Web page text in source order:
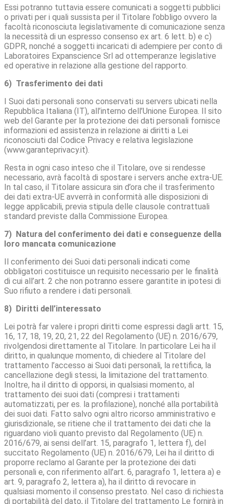
Essi potranno tuttavia essere comunicati a soggetti pubblici
o privati per i quali sussista per il Titolare l’obbligo ovvero la
facoltà riconosciuta legislativamente di comunicazione senza
la necessità di un espresso consenso ex art. 6 lett. b) e c)
GDPR, nonché a soggetti incaricati di adempiere per conto di
Laboratoires Expanscience Srl ad ottemperanze legislative
ed operative in relazione alla gestione del rapporto.
6) Trasferimento dei dati
I Suoi dati personali sono conservati su servers ubicati nella
Repubblica Italiana (IT), all’interno dell’Unione Europea. Il sito
web del Garante per la protezione dei dati personali fornisce
informazioni ed assistenza in relazione ai diritti a Lei
riconosciuti dal Codice Privacy e relativa legislazione
(www.garanteprivacy.it).
Resta in ogni caso inteso che il Titolare, ove si rendesse
necessario, avrà facoltà di spostare i servers anche extra-UE.
In tal caso, il Titolare assicura sin d’ora che il trasferimento
dei dati extra-UE avverrà in conformità alle disposizioni di
legge applicabili, previa stipula delle clausole contrattuali
standard previste dalla Commissione Europea.
7) Natura del conferimento dei dati e conseguenze della
loro mancata comunicazione
Il conferimento dei Suoi dati personali indicati come
obbligatori costituisce un requisito necessario per le finalità
di cui all’art. 2 che non potranno essere garantite in ipotesi di
Suo rifiuto a rendere i dati personali.
8) Diritti dell’interessato
Lei potrà far valere i propri diritti come espressi dagli artt. 15,
16, 17, 18, 19, 20, 21, 22 del Regolamento (UE) n. 2016/679,
rivolgendosi direttamente al Titolare. In particolare Lei ha il
diritto, in qualunque momento, di chiedere al Titolare del
trattamento l’accesso ai Suoi dati personali, la rettifica, la
cancellazione degli stessi, la limitazione del trattamento.
Inoltre, ha il diritto di opporsi, in qualsiasi momento, al
trattamento dei suoi dati (compresi i trattamenti
automatizzati, per es. la profilazione), nonché alla portabilità
dei suoi dati. Fatto salvo ogni altro ricorso amministrativo e
giurisdizionale, se ritiene che il trattamento dei dati che la
riguardano violi quanto previsto dal Regolamento (UE) n.
2016/679, ai sensi dell’art. 15, paragrafo 1, lettera f), del
succitato Regolamento (UE) n. 2016/679, Lei ha il diritto di
proporre reclamo al Garante per la protezione dei dati
personali e, con riferimento all’art. 6, paragrafo 1, lettera a) e
art. 9, paragrafo 2, lettera a), ha il diritto di revocare in
qualsiasi momento il consenso prestato. Nel caso di richiesta
di portabilità del dato, il Titolare del trattamento Le fornirà in